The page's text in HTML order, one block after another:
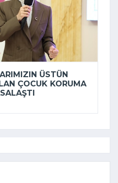
ÜSTÜN
ÇOCUK KORUMA